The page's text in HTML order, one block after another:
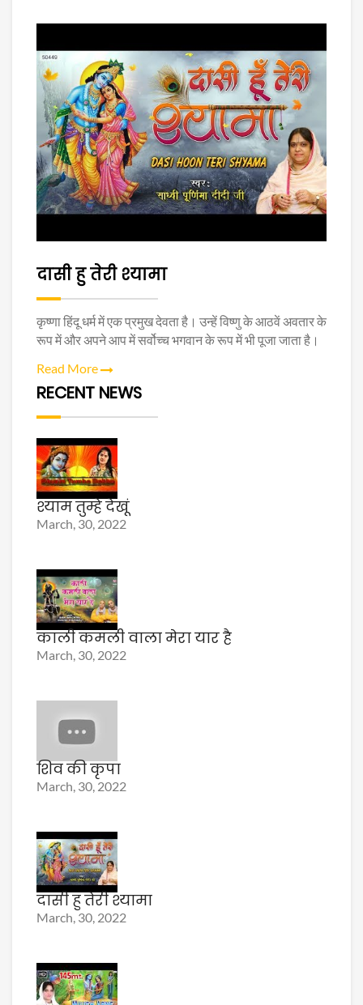
दासी हु तेरी श्यामा
कृष्णा हिंदू धर्म में एक प्रमुख देवता है। उन्हें विष्णु के आठवें अवतार के
रूप में और अपने आप में सर्वोच्च भगवान के रूप में भी पूजा जाता है।
Read More
RECENT NEWS
श्याम तुम्हे देखूं
March, 30, 2022
काली कमली वाला मेरा यार है
March, 30, 2022
शिव की कृपा
March, 30, 2022
दासी हु तेरी श्यामा
March, 30, 2022